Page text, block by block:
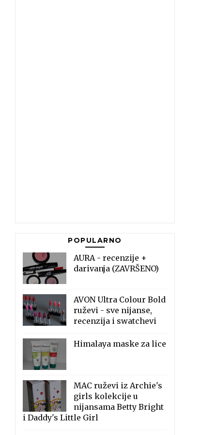
POPULARNO
AURA - recenzije +
darivanja (ZAVRŠENO)
AVON Ultra Colour Bold
ruževi - sve nijanse,
recenzija i swatchevi
Himalaya maske za lice
MAC ruževi iz Archie's
girls kolekcije u
nijansama Betty Bright
i Daddy's Little Girl